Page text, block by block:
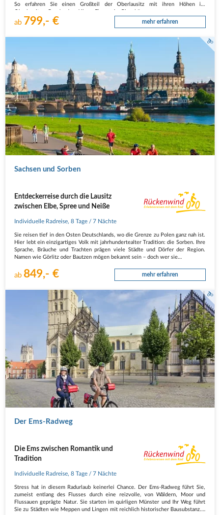
So erfahren Sie einen Großteil der Oberlausitz mit ihren Höhen im
ab 799,- € mehr erfahren
Sachsen und Sorben
Entdeckerreise durch die Lausitz
zwischen Elbe, Spree und Neiße
Individuelle Radreise,8 Tage / 7 Nächte
Sie reisen tief in den Osten Deutschlands, wo die Grenze zu Polen ganz nah ist.
Hier lebt ein einzigartiges Volk mit jahrhundertealter Tradition: die Sorben. Ihre
Sprache, Bräuche und Trachten prägen viele Städte und Dörfer der Region.
Namen wie Görlitz oder Bautzen mögen bekannt sein – doch wer sie…
ab 849,- € mehr erfahren
Radfahrer am Münsteraner Domplatz
Der Ems-Radweg
Die Ems zwischen Romantik und
Tradition
Individuelle Radreise,8 Tage / 7 Nächte
Stress hat in diesem Radurlaub keinerlei Chance. Der Ems-Radweg führt Sie,
zumeist entlang des Flusses durch eine reizvolle, von Wäldern, Moor und
Flussauen geprägte Natur. Sie starten im quirligen Münster und Ihr Weg führt
Sie zu Städten wie Meppen und Lingen mit reichlich historischer Bausubstanz.…